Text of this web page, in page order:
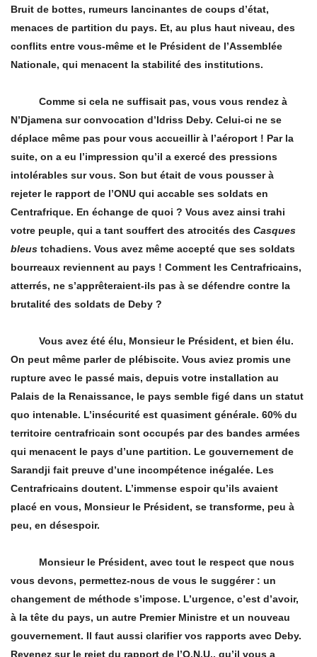
Bruit de bottes, rumeurs lancinantes de coups d’état,
menaces de partition du pays. Et, au plus haut niveau, des
conflits entre vous-même et le Président de l’Assemblée
Nationale, qui menacent la stabilité des institutions.
Comme si cela ne suffisait pas, vous vous rendez à
N’Djamena sur convocation d’Idriss Deby. Celui-ci ne se
déplace même pas pour vous accueillir à l’aéroport ! Par la
suite, on a eu l’impression qu’il a exercé des pressions
intolérables sur vous. Son but était de vous pousser à
rejeter le rapport de l’ONU qui accable ses soldats en
Centrafrique. En échange de quoi ? Vous avez ainsi trahi
votre peuple, qui a tant souffert des atrocités des Casques
bleus tchadiens. Vous avez même accepté que ses soldats
bourreaux reviennent au pays ! Comment les Centrafricains,
atterrés, ne s’apprêteraient-ils pas à se défendre contre la
brutalité des soldats de Deby ?
Vous avez été élu, Monsieur le Président, et bien élu.
On peut même parler de plébiscite. Vous aviez promis une
rupture avec le passé mais, depuis votre installation au
Palais de la Renaissance, le pays semble figé dans un statut
quo intenable. L’insécurité est quasiment générale. 60% du
territoire centrafricain sont occupés par des bandes armées
qui menacent le pays d’une partition. Le gouvernement de
Sarandji fait preuve d’une incompétence inégalée. Les
Centrafricains doutent. L’immense espoir qu’ils avaient
placé en vous, Monsieur le Président, se transforme, peu à
peu, en désespoir.
Monsieur le Président, avec tout le respect que nous
vous devons, permettez-nous de vous le suggérer : un
changement de méthode s’impose. L’urgence, c’est d’avoir,
à la tête du pays, un autre Premier Ministre et un nouveau
gouvernement. Il faut aussi clarifier vos rapports avec Deby.
Revenez sur le rejet du rapport de l’O.N.U., qu’il vous a